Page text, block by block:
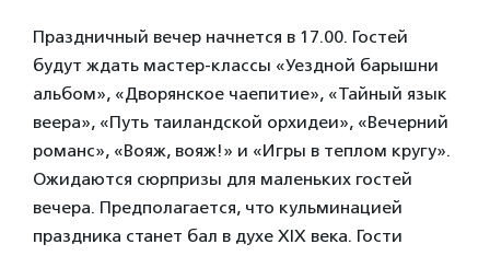
Праздничный вечер начнется в 17.00. Гостей
будут ждать мастер-классы «Уездной барышни
альбом», «Дворянское чаепитие», «Тайный язык
веера», «Путь таиландской орхидеи», «Вечерний
романс», «Вояж, вояж!» и «Игры в теплом кругу».
Ожидаются сюрпризы для маленьких гостей
вечера. Предполагается, что кульминацией
праздника станет бал в духе XIX века. Гости